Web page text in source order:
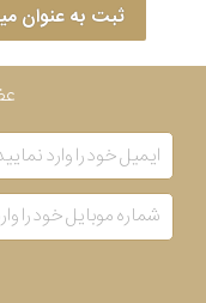
ثبت به عنوان